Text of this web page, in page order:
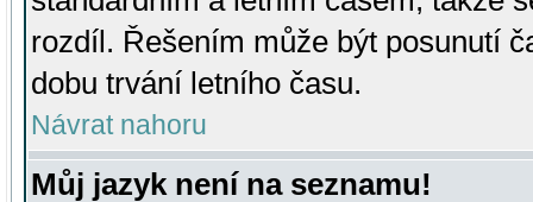
rozdíl. Řešením může být posunutí
dobu trvání letního času.
Návrat nahoru
Můj jazyk není na seznamu!